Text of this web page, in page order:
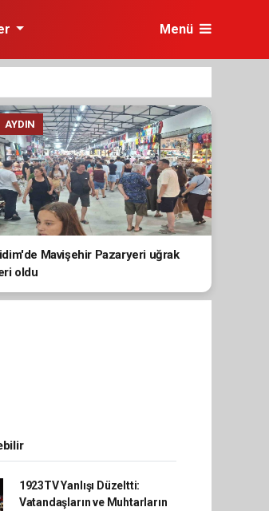
Menü
AYDIN
Mavişehir Pazaryeri uğrak
oldu
1923TV Yanlışı Düzeltti:
Vatandaşların ve Muhtarların